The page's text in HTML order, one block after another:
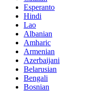
Esperanto
Hindi
Lao
Albanian
Amharic
Armenian
Azerbaijani
Belarusian
Bengali
Bosnian